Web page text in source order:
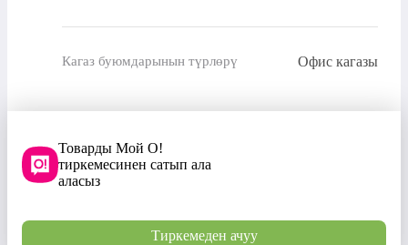
Кагаз буюмдарынын түрлөрү Офис кагазы
Товарды Мой О!
тиркемесинен сатып ала
аласыз
Тиркемеден ачуу